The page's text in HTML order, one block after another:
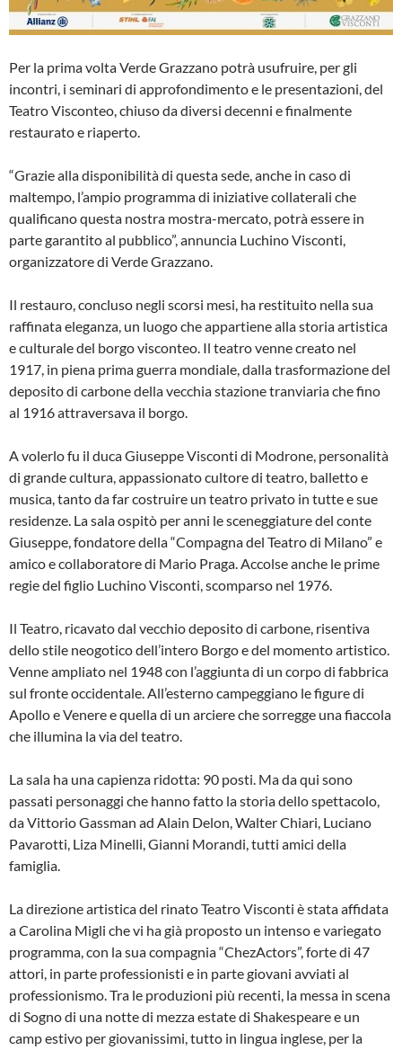
Per la prima volta Verde Grazzano potrà usufruire, per gli
incontri, i seminari di approfondimento e le presentazioni, del
Teatro Visconteo, chiuso da diversi decenni e finalmente
restaurato e riaperto.
“Grazie alla disponibilità di questa sede, anche in caso di
maltempo, l’ampio programma di iniziative collaterali che
qualificano questa nostra mostra-mercato, potrà essere in
parte garantito al pubblico”, annuncia Luchino Visconti,
organizzatore di Verde Grazzano.
Il restauro, concluso negli scorsi mesi, ha restituito nella sua
raffinata eleganza, un luogo che appartiene alla storia artistica
e culturale del borgo visconteo. Il teatro venne creato nel
1917, in piena prima guerra mondiale, dalla trasformazione del
deposito di carbone della vecchia stazione tranviaria che fino
al 1916 attraversava il borgo.
A volerlo fu il duca Giuseppe Visconti di Modrone, personalità
di grande cultura, appassionato cultore di teatro, balletto e
musica, tanto da far costruire un teatro privato in tutte e sue
residenze. La sala ospitò per anni le sceneggiature del conte
Giuseppe, fondatore della “Compagna del Teatro di Milano” e
amico e collaboratore di Mario Praga. Accolse anche le prime
regie del figlio Luchino Visconti, scomparso nel 1976.
Il Teatro, ricavato dal vecchio deposito di carbone, risentiva
dello stile neogotico dell’intero Borgo e del momento artistico.
Venne ampliato nel 1948 con l’aggiunta di un corpo di fabbrica
sul fronte occidentale. All’esterno campeggiano le figure di
Apollo e Venere e quella di un arciere che sorregge una fiaccola
che illumina la via del teatro.
La sala ha una capienza ridotta: 90 posti. Ma da qui sono
passati personaggi che hanno fatto la storia dello spettacolo,
da Vittorio Gassman ad Alain Delon, Walter Chiari, Luciano
Pavarotti, Liza Minelli, Gianni Morandi, tutti amici della
famiglia.
La direzione artistica del rinato Teatro Visconti è stata affidata
a Carolina Migli che vi ha già proposto un intenso e variegato
programma, con la sua compagnia “ChezActors”, forte di 47
attori, in parte professionisti e in parte giovani avviati al
professionismo. Tra le produzioni più recenti, la messa in scena
di Sogno di una notte di mezza estate di Shakespeare e un
camp estivo per giovanissimi, tutto in lingua inglese, per la